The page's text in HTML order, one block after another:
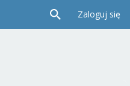
Zaloguj się